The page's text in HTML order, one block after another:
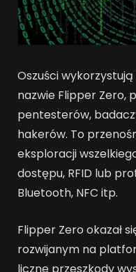
Oszuści
nazwie Flipper Zero,
pentesterów,
hakerów. To
eksploracji
dostępu, RFID lub
Bluetooth, NFC itp.
Flipper Zero okazał
rozwijanym na
liczne przeszkody